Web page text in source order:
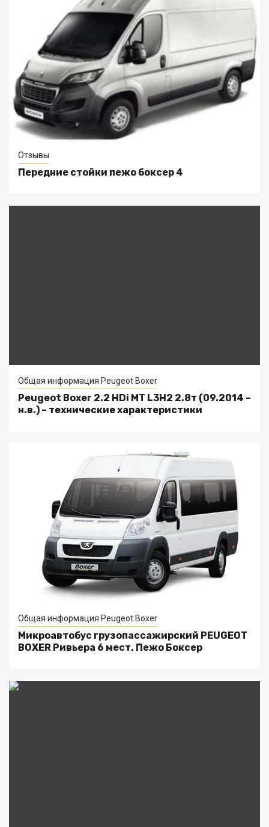
Отзывы
Передние стойки пежо боксер 4
Общая информация Peugeot Boxer
Peugeot Boxer 2.2 HDi MT L3H2 2.8т (09.2014 –
н.в.) – технические характеристики
Общая информация Peugeot Boxer
Микроавтобус грузопассажирский PEUGEOT
BOXER Ривьера 6 мест. Пежо Боксер